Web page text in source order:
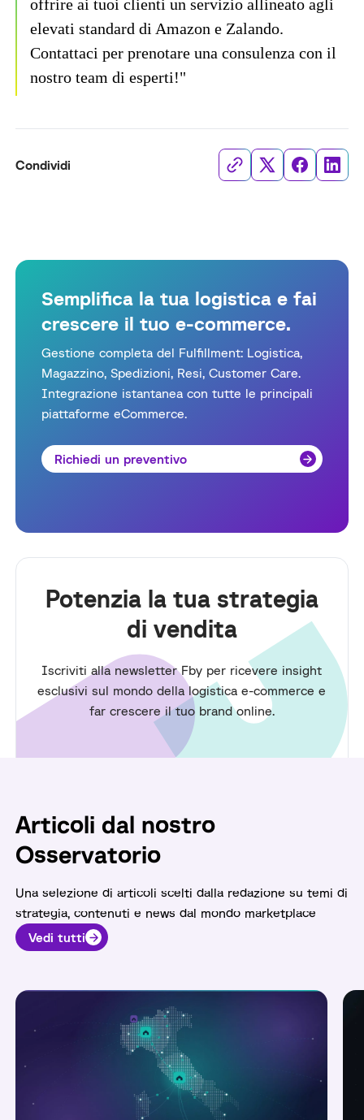
offrire ai tuoi clienti un servizio allineato agli
elevati standard di Amazon e Zalando.
Contattaci per prenotare una consulenza con il
nostro team di esperti!"
Condividi
Semplifica la tua logistica e fai
crescere il tuo e-commerce.
Gestione completa del Fulfillment: Logistica,
Magazzino, Spedizioni, Resi, Customer Care.
Integrazione istantanea con tutte le principali
piattaforme eCommerce.
Richiedi un preventivo
Potenzia la tua strategia
di vendita
Iscriviti alla newsletter Fby per ricevere insight
esclusivi sul mondo della logistica e-commerce e
far crescere il tuo brand online.
Articoli dal nostro
Osservatorio
Una selezione di articoli scelti dalla redazione su temi di
strategia, contenuti e news dal mondo marketplace
Vedi tutti